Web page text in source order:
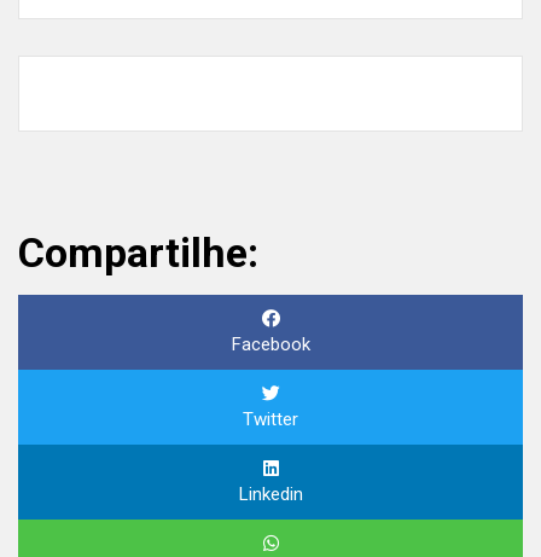
Compartilhe:
Facebook
Twitter
Linkedin